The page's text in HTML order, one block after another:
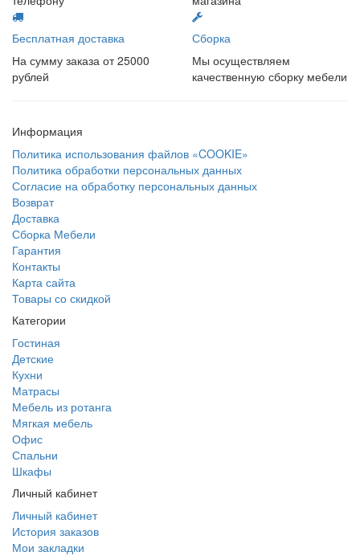
Бесплатная доставка
На сумму заказа от 25000
рублей
Сборка
Мы осуществляем
качественную сборку мебели
Информация
Политика использования файлов «COOKIE»
Политика обработки персональных данных
Согласие на обработку персональных данных
Возврат
Доставка
Сборка Мебели
Гарантия
Контакты
Карта сайта
Товары со скидкой
Категории
Гостиная
Детские
Кухни
Матрасы
Мебель из ротанга
Мягкая мебель
Офис
Спальни
Шкафы
Личный кабинет
Личный кабинет
История заказов
Мои закладки